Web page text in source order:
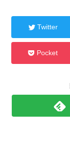
Twitter
Pocket